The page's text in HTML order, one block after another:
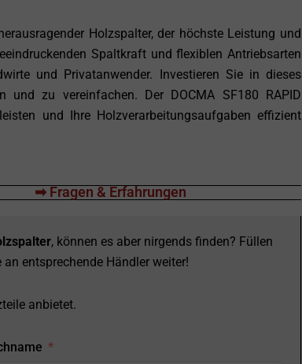
Holzspalter, der höchste Leistung und
Spaltkraft und flexiblen Antriebsarten
und Privatanwender. Investieren Sie in dieses
und zu vereinfachen. Der DOCMA SF180 RAPID
und Ihre Holzverarbeitungsaufgaben effizient
➡ Fragen & Erfahrungen
, können es aber nirgends finden? Füllen
entsprechende Händler weiter!
anbietet.